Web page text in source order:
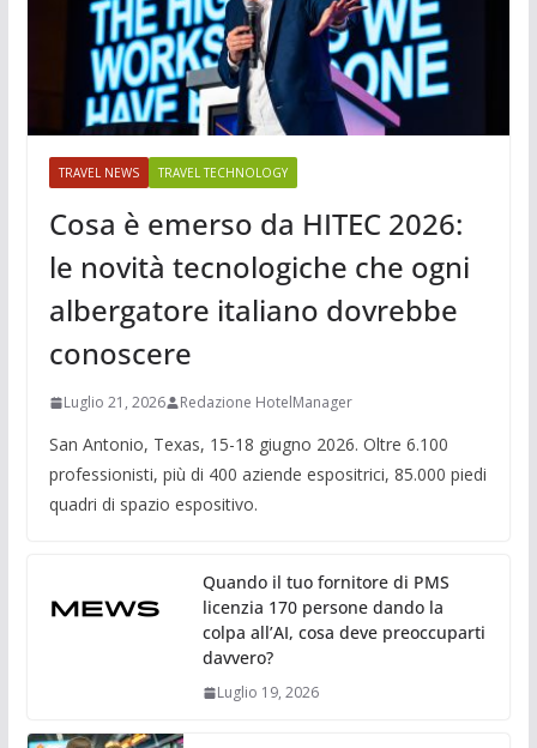
TRAVEL NEWS TRAVEL TECHNOLOGY
Cosa è emerso da HITEC 2026:
le novità tecnologiche che ogni
albergatore italiano dovrebbe
conoscere
Luglio 21, 2026 Redazione HotelManager
San Antonio, Texas, 15-18 giugno 2026. Oltre 6.100
professionisti, più di 400 aziende espositrici, 85.000 piedi
quadri di spazio espositivo.
Quando il tuo fornitore di PMS
licenzia 170 persone dando la
colpa all’AI, cosa deve preoccuparti
davvero?
Luglio 19, 2026